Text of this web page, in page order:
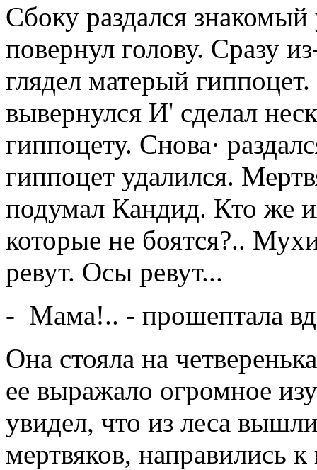
Сбоку раздался
повернул голову. Сразу
глядел матерый
вывернулся И' сделал
гиппоцету. Снова·
гиппоцет удалился.
подумал Кандид. Кто же
которые не боятся?..
ревут. Осы ревут...
- Мама!.. - прошептала
Она стояла на
ее выражало огромное
увидел, что из леса
мертвяков, направились